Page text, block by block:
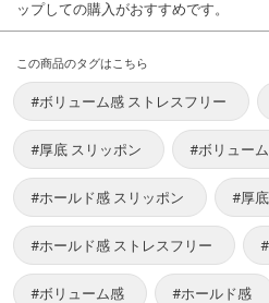
ップしての購入がおすすめです。
この商品のタグはこちら
#ボリューム感 ストレスフリー
#厚底 スリッポン #ボリュー
#ホールド感 スリッポン #厚
#ホールド感 ストレスフリー
#ボリューム感 #ホールド感